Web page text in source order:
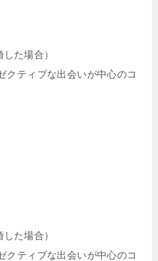
た場合）
クティブな出会いが中心のコ
た場合）
クティブな出会いが中心のコ